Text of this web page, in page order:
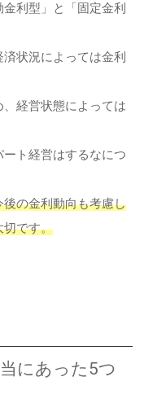
利型」と「固定金利
状況によっては金利
経営状態によっては
ト経営はするなにつ
の金利動向も考慮し
切です。
にあった5つ